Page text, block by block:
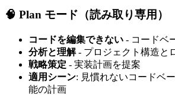
🧠 Plan モード（読み取り専用）
コードを編集できない - コードベ
分析と理解- プロジェクト構造と
戦略策定 - 実装計画を提案
適用シーン: 見慣れないコードベ
能の計画